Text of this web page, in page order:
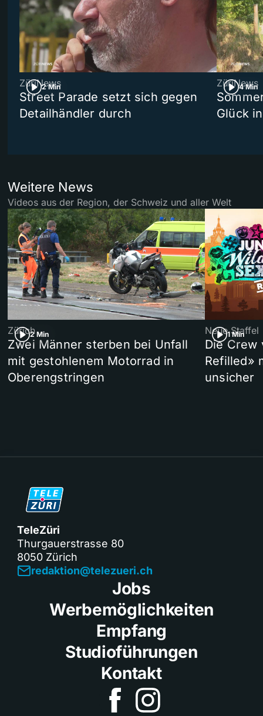
2 Min
ZüriNews
Street Parade setzt sich gegen
Detailhändler durch
4 Min
ZüriNews
Glück
Weitere News
Videos aus der Region, der Schweiz und aller Welt
2 Min
Zürich
Zwei Männer sterben bei Unfall
mit gestohlenem Motorrad in
Oberengstringen
1 Min
Neue Staffel
Die Crew
Refilled»
unsicher
TeleZüri
Thurgauerstrasse 80
8050 Zürich
redaktion@telezueri.ch
Jobs
Werbemöglichkeiten
Empfang
Studioführungen
Kontakt